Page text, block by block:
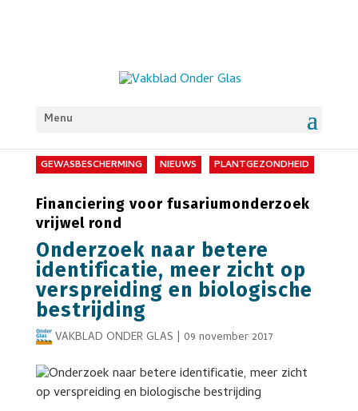
Menu
GEWASBESCHERMING NIEUWS PLANTGEZONDHEID
Financiering voor fusariumonderzoek
vrijwel rond
Onderzoek naar betere
identificatie, meer zicht op
verspreiding en biologische
bestrijding
VAKBLAD ONDER GLAS | 09 november 2017